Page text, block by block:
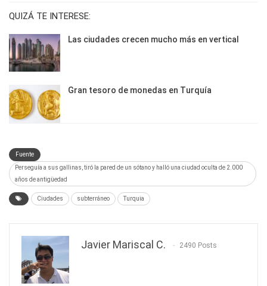
QUIZÁ TE INTERESE:
Las ciudades crecen mucho más en vertical
Gran tesoro de monedas en Turquía
Fuente
Perseguía a sus gallinas, tiró la pared de un sótano y halló una ciudad oculta de 2.000
años de antigüedad
Ciudades subterráneo Turquia
Javier Mariscal C. 2490 Posts